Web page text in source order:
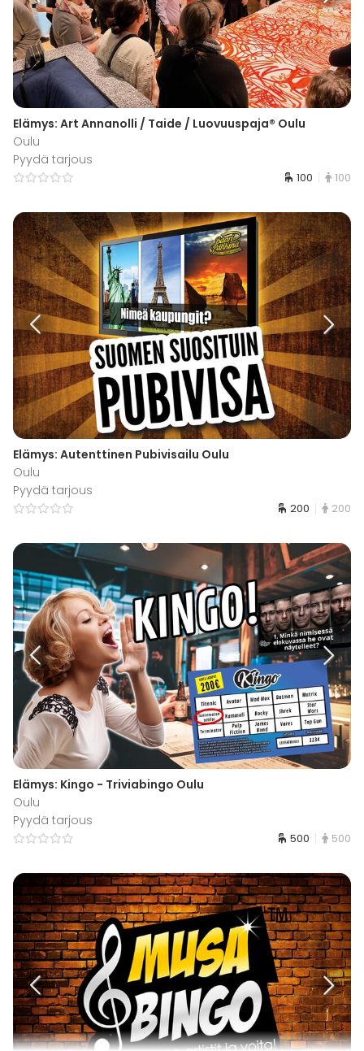
Elämys: Art Annanolli / Taide / Luovuuspaja® Oulu
Oulu
Pyydä tarjous
100 100
Elämys: Autenttinen Pubivisailu Oulu
Oulu
Pyydä tarjous
200 200
Elämys: Kingo - Triviabingo Oulu
Oulu
Pyydä tarjous
500 500